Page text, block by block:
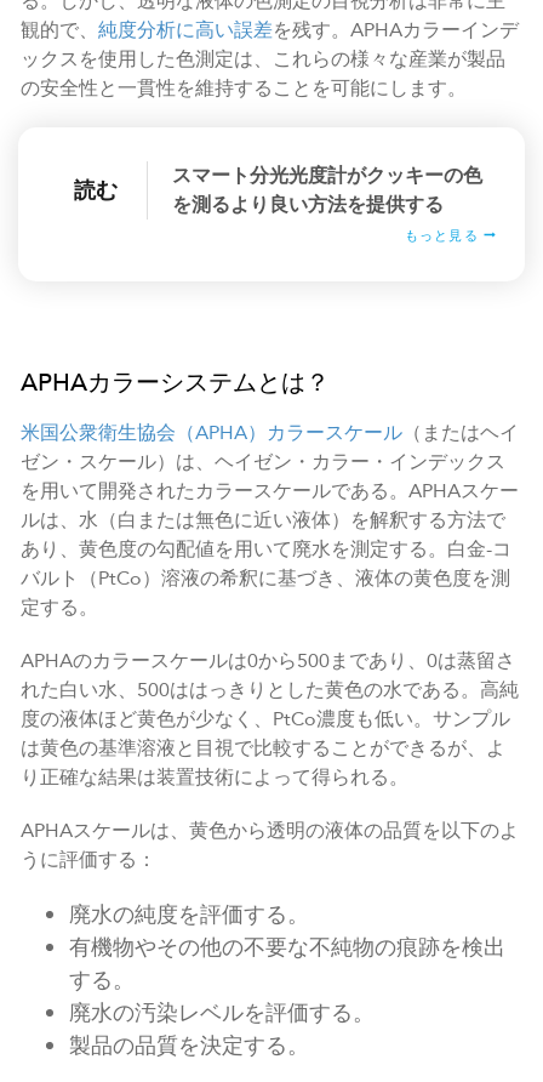
観的で、 純度分析に高い誤差を残す。APHAカラーインデ
ックスを使用した色測定は、これらの様々な産業が製品
の安全性と一貫性を維持することを可能にします。
読む
スマート分光光度計がクッキーの色
を測るより良い方法を提供する
もっと見る
APHAカラーシステムとは？
米国公衆衛生協会（APHA）カラースケール （またはヘイ
ゼン・スケール）は、ヘイゼン・カラー・インデックス
を用いて開発されたカラースケールである。APHAスケー
ルは、水（白または無色に近い液体）を解釈する方法で
あり、黄色度の勾配値を用いて廃水を測定する。白金-コ
バルト（PtCo）溶液の希釈に基づき、液体の黄色度を測
定する。
APHAのカラースケールは0から500まであり、0は蒸留さ
れた白い水、500ははっきりとした黄色の水である。高純
度の液体ほど黄色が少なく、PtCo濃度も低い。サンプル
は黄色の基準溶液と目視で比較することができるが、よ
り正確な結果は装置技術によって得られる。
APHAスケールは、黄色から透明の液体の品質を以下のよ
うに評価する：
廃水の純度を評価する。
有機物やその他の不要な不純物の痕跡を検出
する。
廃水の汚染レベルを評価する。
製品の品質を決定する。